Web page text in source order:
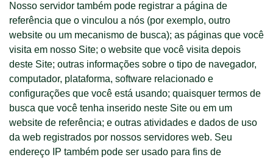
Nosso servidor também pode registrar a página de
referência que o vinculou a nós (por exemplo, outro
website ou um mecanismo de busca); as páginas que você
visita em nosso Site; o website que você visita depois
deste Site; outras informações sobre o tipo de navegador,
computador, plataforma, software relacionado e
configurações que você está usando; quaisquer termos de
busca que você tenha inserido neste Site ou em um
website de referência; e outras atividades e dados de uso
da web registrados por nossos servidores web. Seu
endereço IP também pode ser usado para fins de